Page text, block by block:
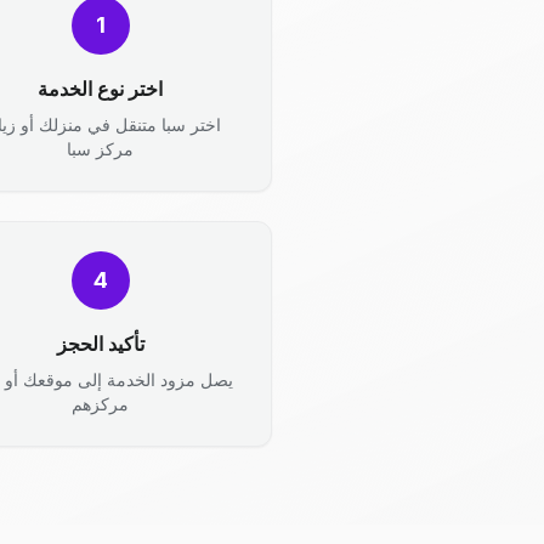
1
اختر نوع الخدمة
اختر سبا متنقل في منزلك أو
مركز سبا
4
تأكيد الحجز
يصل مزود الخدمة إلى موقعك أو
مركزهم